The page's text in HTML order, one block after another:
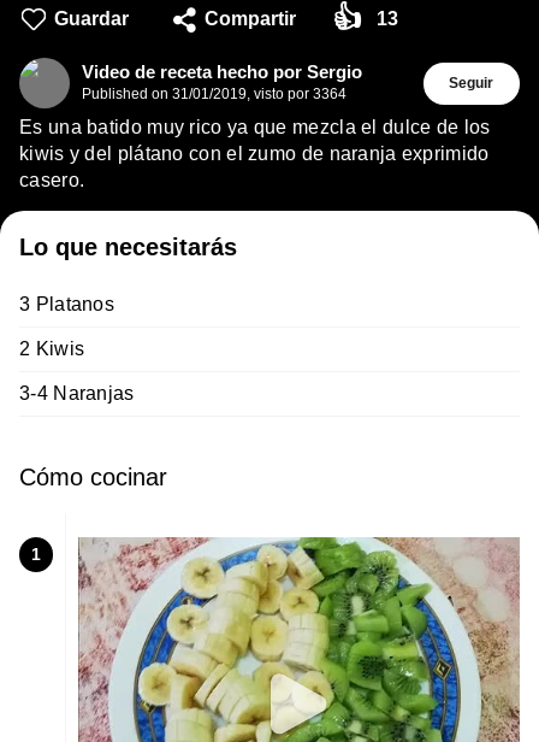
Guardar Compartir 👍 13
Video de receta hecho por Sergio
Published on 31/01/2019, visto por 3364
Seguir
Es una batido muy rico ya que mezcla el dulce de los
kiwis y del plátano con el zumo de naranja exprimido
casero.
Lo que necesitarás
3 Platanos
2 Kiwis
3-4 Naranjas
Cómo cocinar
1